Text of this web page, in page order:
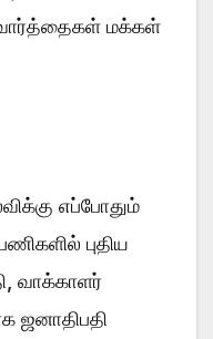
வார்த்தைகள் மக்கள்
எப்போதும்
புதிய
வாக்காளர்
ஜனாதிபதி